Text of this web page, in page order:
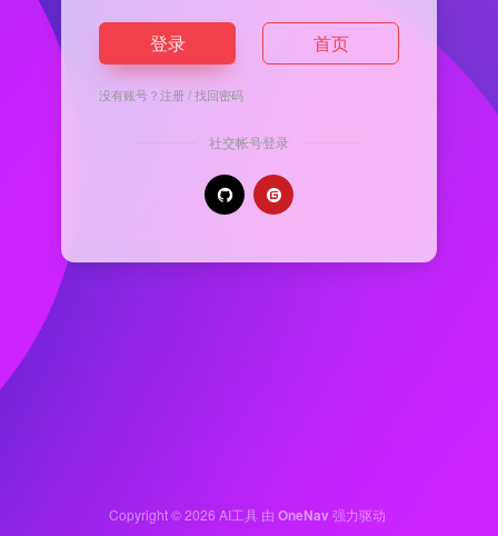
登录 首页
没有账号？注册/找回密码
社交帐号登录
Copyright © 2026 AI工具 由 OneNav强力驱动